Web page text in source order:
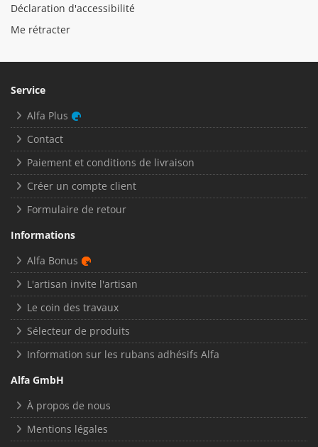
Déclaration d'accessibilité
Me rétracter
Service
Alfa Plus
Contact
Paiement et conditions de livraison
Créer un compte client
Formulaire de retour
Informations
Alfa Bonus
L'artisan invite l'artisan
Le coin des travaux
Sélecteur de produits
Information sur les rubans adhésifs Alfa
Alfa GmbH
À propos de nous
Mentions légales